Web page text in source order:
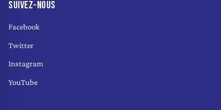
SUIVEZ-NOUS
Facebook
Twitter
Instagram
YouTube